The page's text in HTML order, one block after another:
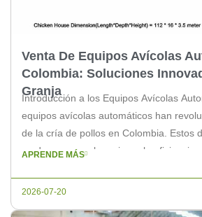
Venta De Equipos Avícolas
Colombia: Soluciones
Granja
Introducción a los Equipos Avícolas
equipos avícolas automáticos han
de la cría de pollos en Colombia. Estos
modernos no solo mejoran la eficiencia
APRENDE MÁS
2026-07-20